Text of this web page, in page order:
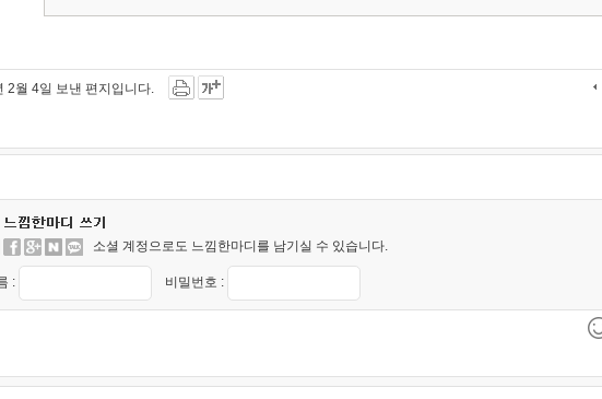
2월 4일 보낸 편지입니다.
소셜 계정으로도 느낌한마디를 남기실 수 있습니다.
: 비밀번호 :